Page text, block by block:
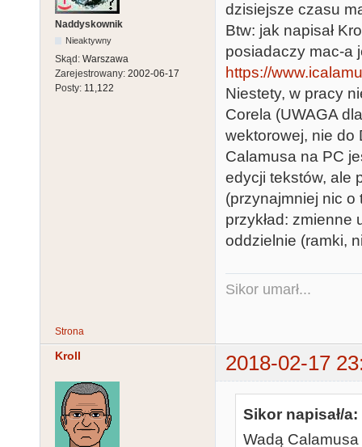
Naddyskownik
Nieaktywny
Skąd: Warszawa
Zarejestrowany: 2002-06-17
Posty: 11,122
dzisiejsze czasu
Btw: jak napisał
posiadaczy mac-a
https://
Niestety, w pracy
Corela (UWAGA
wektorowej, nie do
Calamusa na PC
edycji tekstów, ale
(przynajmniej nic o
przykład:
oddzielnie (ramki,
Sikor umarł...
Strona
Kroll 2018-02-17
Sikor napisał/a:
Wadą